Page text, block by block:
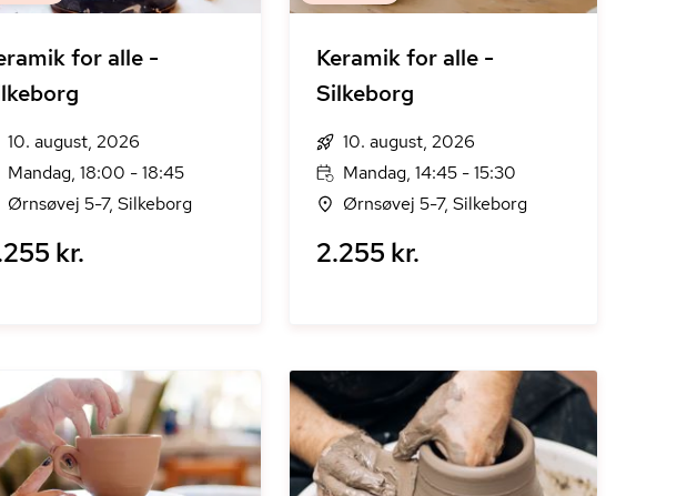
for alle -
10. august, 2026
Mandag, 18:00 - 18:45
Ørnsøvej 5-7, Silkeborg
kr.
Keramik for alle -
Silkeborg
10. august, 2026
Mandag, 14:45 - 15:30
Ørnsøvej 5-7, Silkeborg
2.255 kr.